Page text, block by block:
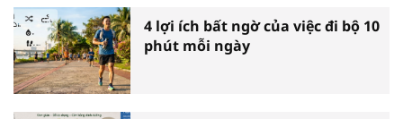
4 lợi ích bất ngờ của việc đi bộ 10
phút mỗi ngày